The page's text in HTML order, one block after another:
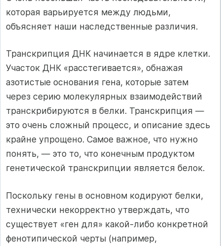
которая варьируется между людьми,
объясняет наши наследственные различия.
Транскрипция ДНК начинается в ядре клетки.
Участок ДНК «расстегивается», обнажая
азотистые основания гена, которые затем
через серию молекулярных взаимодействий
транскрибируются в белки. Транскрипция —
это очень сложный процесс, и описание здесь
крайне упрощено. Самое важное, что нужно
понять, — это то, что конечным продуктом
генетической транскрипции является белок.
Поскольку гены в основном кодируют белки,
технически некорректно утверждать, что
существует «ген для» какой-либо конкретной
фенотипической черты (например,